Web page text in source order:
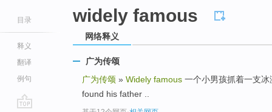
目录
释义
翻译
例句
widely famous
网络释义
广为传颂
广为传颂 » Widely famous 一个小男孩抓着一支
found his father ..